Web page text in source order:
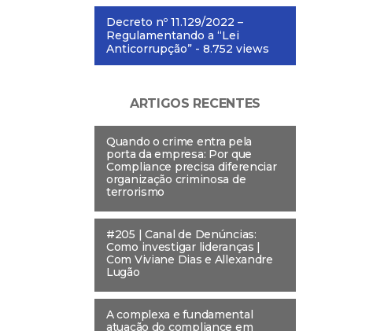
Decreto nº 11.129/2022 –
Regulamentando a “Lei
Anticorrupção” - 8.752 views
ARTIGOS RECENTES
Quando o crime entra pela
porta da empresa: Por que
Compliance precisa diferenciar
organização criminosa de
terrorismo
#205 | Canal de Denúncias:
Como investigar lideranças |
Com Viviane Dias e Allexandre
Lugão
A complexa e fundamental
atuação do compliance em